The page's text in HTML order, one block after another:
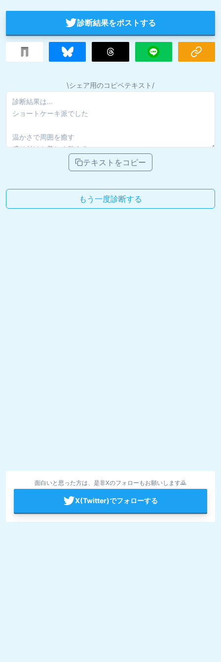
診断結果をポストする
\シェア用のコピペテキスト/
テキストをコピー
もう一度診断する
面白いと思った方は、是非Xのフォローもお願いします🙇
X(Twitter)でフォローする